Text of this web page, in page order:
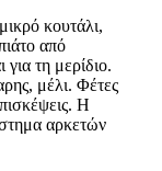
κουτάλι,
από
τη μερίδιο.
μέλι. Φέτες
Η
αρκετών